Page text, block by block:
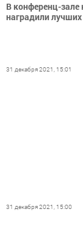
В конференц-зале
наградили
31 декабря 2021, 15:01
31 декабря 2021, 15:00